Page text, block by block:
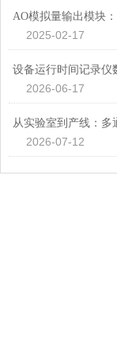
2025-02-17
2026-06-17
2026-07-12